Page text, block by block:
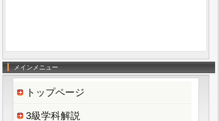
メインメニュー
トップページ
3級学科解説